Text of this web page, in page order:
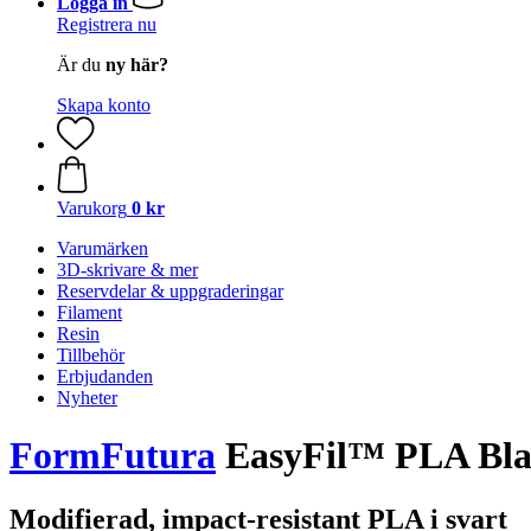
Registrera nu
Är du ny här?
Skapa konto
Varukorg 0 kr
Varumärken
3D-skrivare & mer
Reservdelar & uppgraderingar
Filament
Resin
Tillbehör
Erbjudanden
Nyheter
FormFutura EasyFil™ PLA
Modifierad, impact-resistant PLA i svart